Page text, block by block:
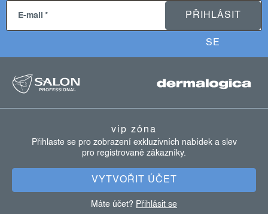
E-mail PŘIHLÁSIT
SE
vip zóna
Přihlaste se pro zobrazení exkluzivních nabídek a slev
pro registrované zákazníky.
VYTVOŘIT ÚČET
Máte účet? Přihlásit se